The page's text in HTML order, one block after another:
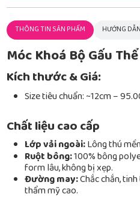
THÔNG TIN SẢN PHẨM HƯỚNG
Móc Khoá Bộ Gấu
Kích thước & Giá:
Size tiêu chuẩn: ~12cm –
Chất liệu cao cấp
Lớp vải ngoài:Lông thú
Ruột bông:100% bông
form lâu, không bị xẹp.
Đường may:Chắc chắn,
thẩm mỹ cao.